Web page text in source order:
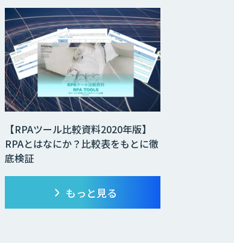
【RPAツール比較資料2020年版】
RPAとはなにか？比較表をもとに徹
底検証
もっと見る